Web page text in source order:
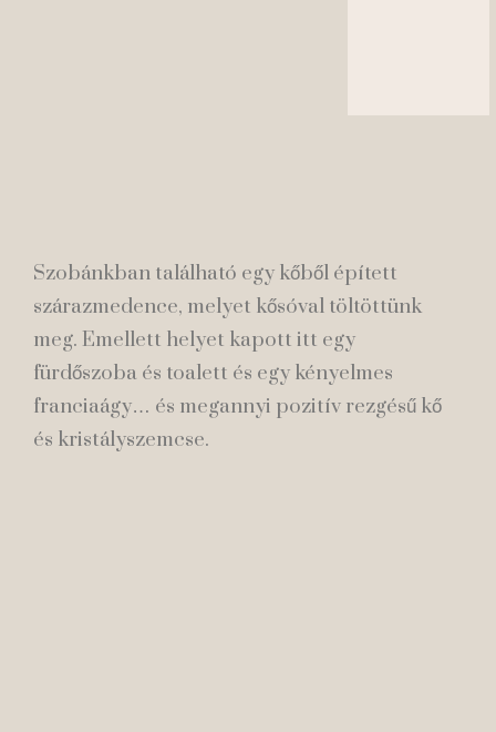
Szobánkban található egy kőből épített
szárazmedence, melyet kősóval töltöttünk
meg. Emellett helyet kapott itt egy
fürdőszoba és toalett és egy kényelmes
franciaágy… és megannyi pozitív rezgésű kő
és kristályszemcse.